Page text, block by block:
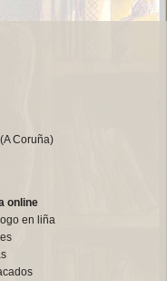
Coruña)
online
en liña